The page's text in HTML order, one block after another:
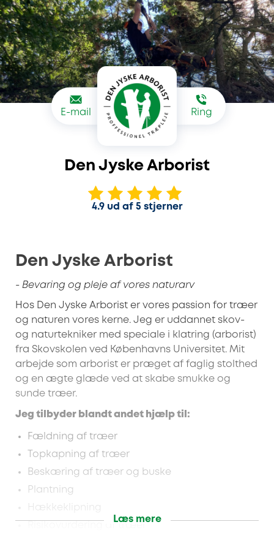
E-mail Ring
Den Jyske Arborist
4.9 ud af 5 stjerner
Den Jyske Arborist
- Bevaring og pleje af vores naturarv
Hos Den Jyske Arborist er vores passion for træer
og naturen vores kerne. Jeg er uddannet skov-
og naturtekniker med speciale i klatring (arborist)
fra Skovskolen ved Københavns Universitet. Mit
arbejde som arborist er præget af faglig stolthed
og en ægte glæde ved at skabe smukke og
sunde træer.
Jeg tilbyder blandt andet hjælp til:
Fældning af træer
Topkapning af træer
Beskæring af træer og buske
Plantning
Hækkeklipning
Læs mere